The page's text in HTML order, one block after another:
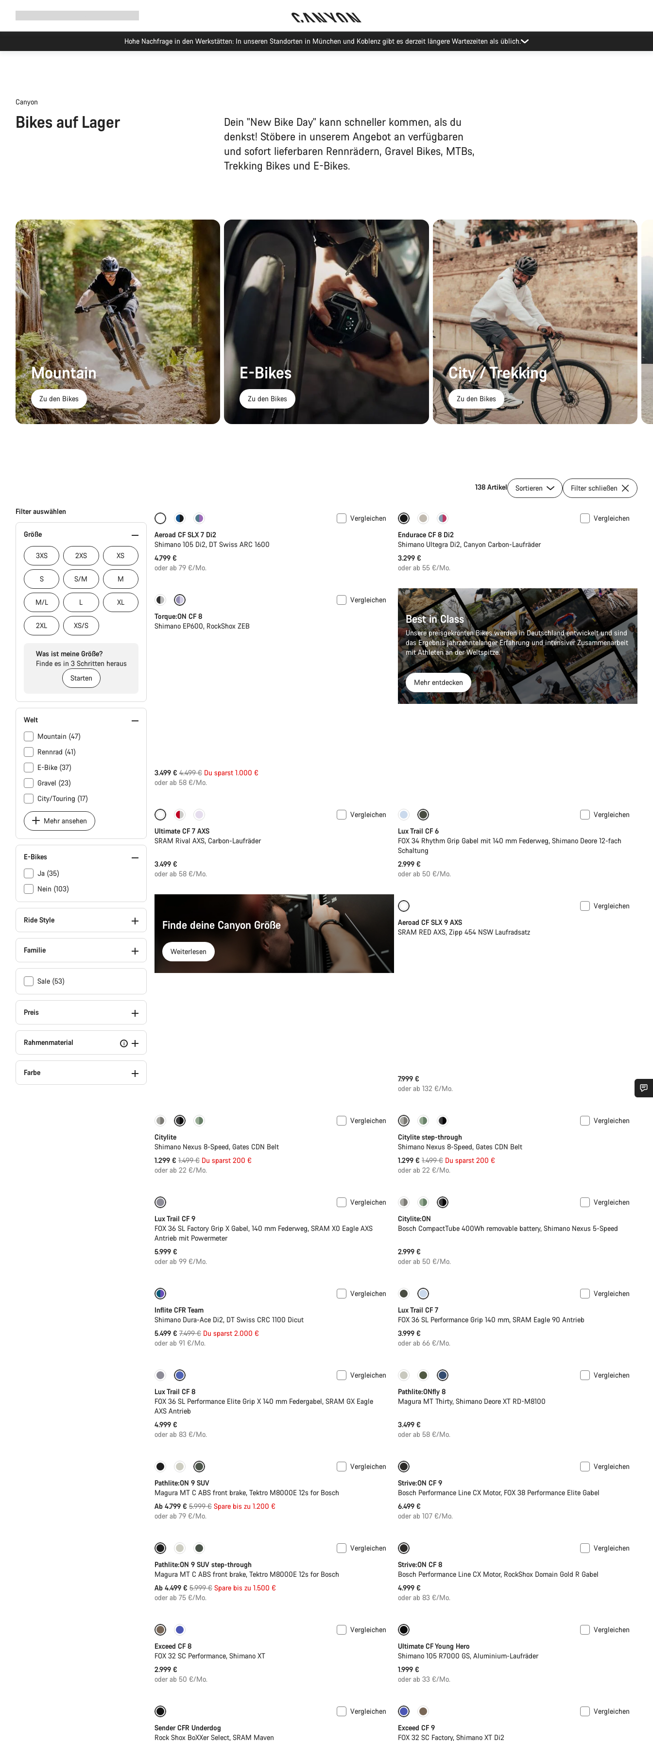
Jetzt geöffnet: E-Performance Center Koblenz
Canyon
Bikes auf Lager
Dein "New Bike Day" kann schneller kommen, als du
denkst! Stöbere in unserem Angebot an verfügbaren
und sofort lieferbaren Rennrädern, Gravel Bikes, MTBs,
Trekking Bikes und E-Bikes.
Mountain
Zu den Bikes
E-Bikes
Zu den Bikes
City / Trekking
Zu den Bikes
138 Artikel Sortieren Filter schließen
Filter auswählen
Größe
3XS 2XS XS
S S/M M
M/L L XL
2XL XS/S
Was ist meine Größe?
Finde es in 3 Schritten heraus
Starten
Welt
Mountain (47)
Rennrad (41)
E-Bike (37)
Gravel (23)
City/Touring (17)
Mehr ansehen
E-Bikes
Ja (35)
Nein (103)
Ride Style
Familie
Sale (53)
Preis
i
Rahmenmaterial
Farbe
Neue Verfügbarkeiten
Vergleichen
Aeroad CF SLX 7 Di2
Shimano 105 Di2, DT Swiss ARC 1600
4.799 €
oder ab 79 €/Mo.
Vergleichen
Endurace CF 8 Di2
Shimano Ultegra Di2, Canyon Carbon-Laufräder
3.299 €
oder ab 55 €/Mo.
-22%
Vergleichen
Torque:ON CF 8
Shimano EP600, RockShox ZEB
3.499 € Ursprungspreis
4.499 € Du sparst 1.000 €
oder ab 58 €/Mo.
Best in Class
Unsere preisgekrönten Bikes werden in Deutschland entwickelt und sind
das Ergebnis jahrzehntelanger Erfahrung und intensiver Zusammenarbeit
mit Athleten an der Weltspitze.
Mehr entdecken
Vergleichen
Ultimate CF 7 AXS
SRAM Rival AXS, Carbon-Laufräder
3.499 €
oder ab 58 €/Mo.
Neu
Vergleichen
Lux Trail CF 6
FOX 34 Rhythm Grip Gabel mit 140 mm Federweg, Shimano Deore 12-fach
Schaltung
2.999 €
oder ab 50 €/Mo.
Finde deine Canyon Größe
Weiterlesen
Vergleichen
Aeroad CF SLX 9 AXS
SRAM RED AXS, Zipp 454 NSW Laufradsatz
7.999 €
oder ab 132 €/Mo.
-13% Neu
Vergleichen
Citylite
Shimano Nexus 8-Speed, Gates CDN Belt
1.299 € Ursprungspreis
1.499 € Du sparst 200 €
oder ab 22 €/Mo.
-13% Neu
Vergleichen
Citylite step-through
Shimano Nexus 8-Speed, Gates CDN Belt
1.299 € Ursprungspreis
1.499 € Du sparst 200 €
oder ab 22 €/Mo.
Vergleichen
Lux Trail CF 9
FOX 36 SL Factory Grip X Gabel, 140 mm Federweg, SRAM X0 Eagle AXS
Antrieb mit Powermeter
5.999 €
oder ab 99 €/Mo.
Performance Line
Vergleichen
Citylite:ON
Bosch CompactTube 400Wh removable battery, Shimano Nexus 5-Speed
2.999 €
oder ab 50 €/Mo.
Vergleichen
Inflite CFR Team
Shimano Dura-Ace Di2, DT Swiss CRC 1100 Dicut
5.499 € Ursprungspreis
7.499 € Du sparst 2.000 €
oder ab 91 €/Mo.
Neu
Vergleichen
Lux Trail CF 7
FOX 36 SL Performance Grip 140 mm, SRAM Eagle 90 Antrieb
3.999 €
oder ab 66 €/Mo.
Neu
Vergleichen
Lux Trail CF 8
FOX 36 SL Performance Elite Grip X 140 mm Federgabel, SRAM GX Eagle
AXS Antrieb
4.999 €
oder ab 83 €/Mo.
Vergleichen
Pathlite:ONfly 8
Magura MT Thirty, Shimano Deore XT RD-M8100
3.499 €
oder ab 58 €/Mo.
-20%
Vergleichen
Pathlite:ON 9 SUV
Magura MT C ABS front brake, Tektro M8000E 12s for Bosch
Ab 4.799 € Ursprungspreis
5.999 € Spare bis zu 1.200 €
oder ab 79 €/Mo.
Vergleichen
Strive:ON CF 9
Bosch Performance Line CX Motor, FOX 38 Performance Elite Gabel
6.499 €
oder ab 107 €/Mo.
-25%
Vergleichen
Pathlite:ON 9 SUV step-through
Magura MT C ABS front brake, Tektro M8000E 12s for Bosch
Ab 4.499 € Ursprungspreis
5.999 € Spare bis zu 1.500 €
oder ab 75 €/Mo.
Vergleichen
Strive:ON CF 8
Bosch Performance Line CX Motor, RockShox Domain Gold R Gabel
4.999 €
oder ab 83 €/Mo.
Neu
Vergleichen
Exceed CF 8
FOX 32 SC Performance, Shimano XT
2.999 €
oder ab 50 €/Mo.
Vergleichen
Ultimate CF Young Hero
Shimano 105 R7000 GS, Aluminium-Laufräder
1.999 €
oder ab 33 €/Mo.
Vergleichen
Sender CFR Underdog
Rock Shox BoXXer Select, SRAM Maven
Dropper Post
Vergleichen
Exceed CF 9
FOX 32 SC Factory, Shimano XT Di2